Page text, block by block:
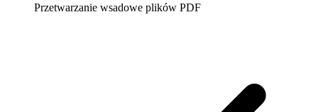
Przetwarzanie wsadowe plików PDF